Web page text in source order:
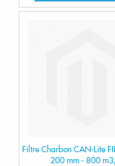
Filtre Charbon CAN-Lite
200 mm - 800